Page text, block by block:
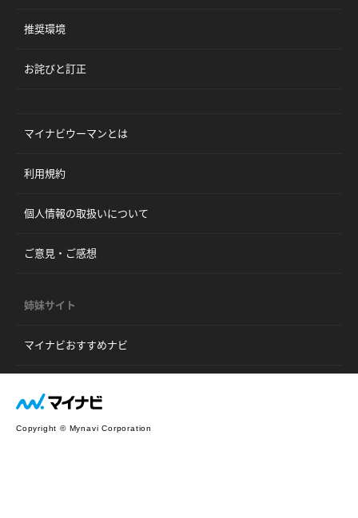
推奨環境
お詫びと訂正
マイナビウーマンとは
利用規約
個人情報の取扱いについて
ご意見・ご感想
姉妹サイト
マイナビおすすめナビ
Copyright © Mynavi Corporation